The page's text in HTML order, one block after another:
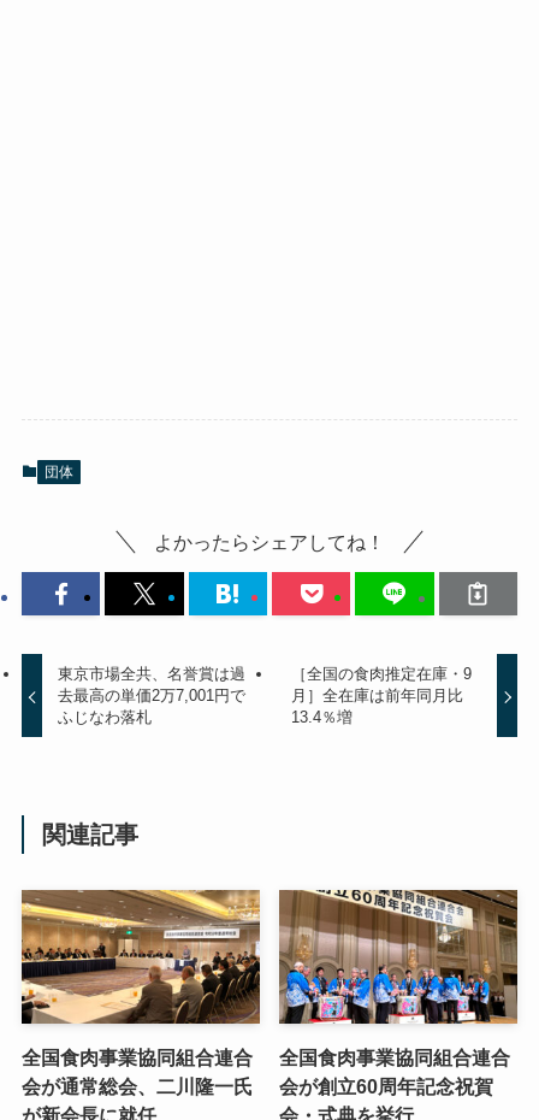
団体
よかったらシェアしてね！
東京市場全共、名誉賞は過
去最高の単価2万7,001円で
ふじなわ落札
［全国の食肉推定在庫・9
月］全在庫は前年同月比
13.4％増
関連記事
全国食肉事業協同組合連合
会が通常総会、二川隆一氏
が新会長に就任
全国食肉事業協同組合連合
会が創立60周年記念祝賀
会・式典を挙行